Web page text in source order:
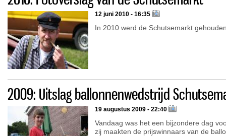
12 juni 2010 - 16:35
In 2010 werd de Schutsemarkt
2009: Uitslag ballonnenwedstrijd
19 augustus 2009 - 22:40
Vandaag was het een bijzondere dag
zij maakten de prijswinnaars van de